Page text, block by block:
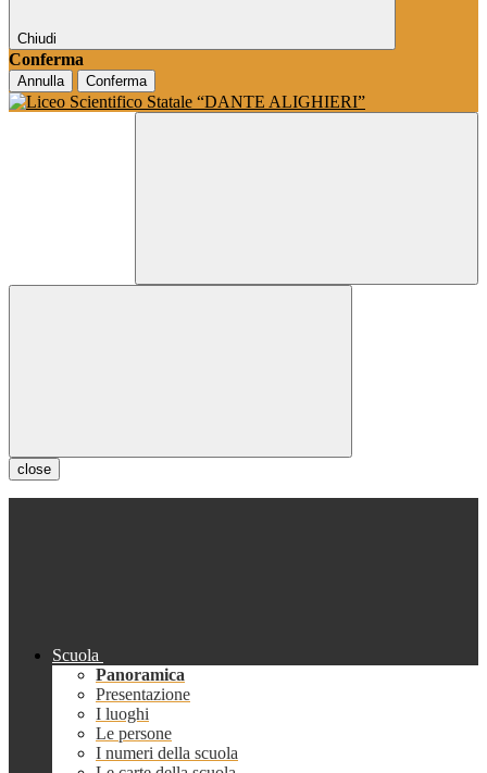
Chiudi
Conferma
Annulla Conferma
close
Scuola
Panoramica
Presentazione
I luoghi
Le persone
I numeri della scuola